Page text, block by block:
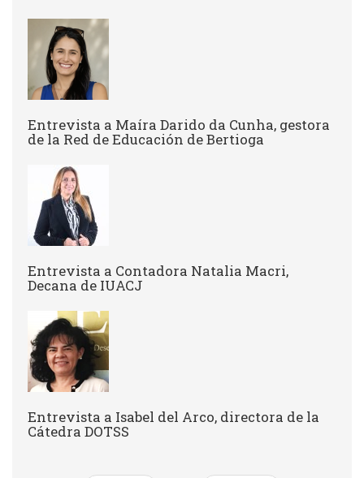
Entrevista a ​Maíra Darido da Cunha, gestora
de la Red de Educación de Bertioga
Entrevista a Contadora Natalia Macri,
Decana de IUACJ
Entrevista a Isabel del Arco, directora de la
Cátedra DOTSS